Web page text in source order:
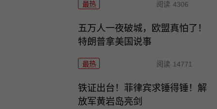
最热 阅读 4306
五万人一夜破城，欧盟真怕了！
特朗普拿美国说事
最热 阅读 14771
铁证出台！菲律宾求锤得锤！解
放军黄岩岛亮剑